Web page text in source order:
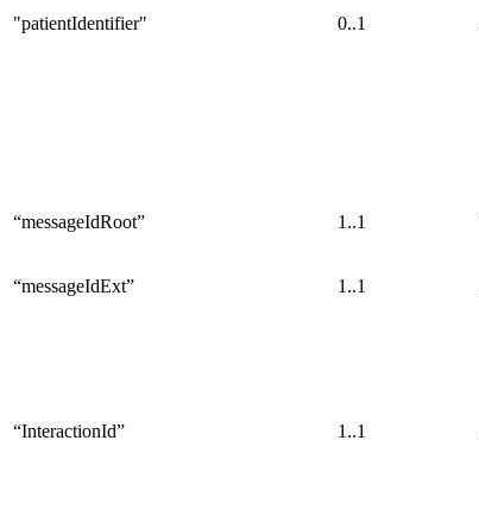
"patientIdentifier" 0..1
“messageIdRoot” 1..1
“messageIdExt” 1..1
“InteractionId” 1..1